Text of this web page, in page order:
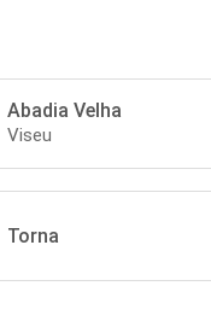
Abadia Velha
Viseu
Torna